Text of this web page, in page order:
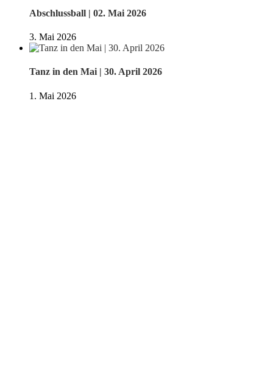
Abschlussball | 02. Mai 2026
3. Mai 2026
Tanz in den Mai | 30. April 2026
1. Mai 2026